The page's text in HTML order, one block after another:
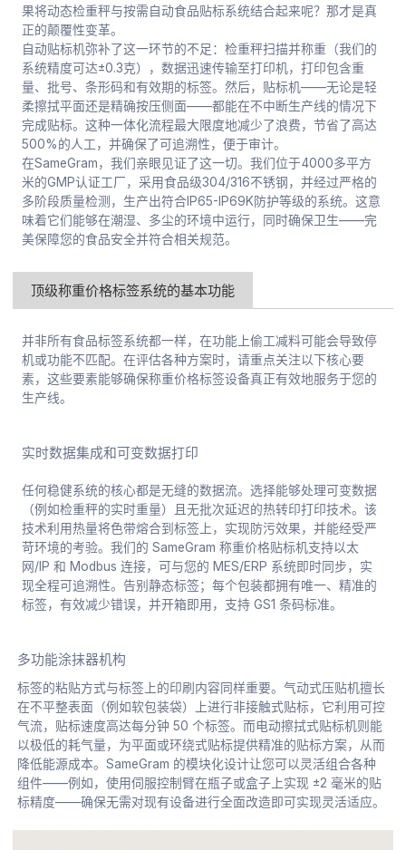
果将动态检重秤与按需自动食品贴标系统结合起来呢？那才是真
正的颠覆性变革。
自动贴标机弥补了这一环节的不足：检重秤扫描并称重（我们的
系统精度可达±0.3克），数据迅速传输至打印机，打印包含重
量、批号、条形码和有效期的标签。然后，贴标机——无论是轻
柔擦拭平面还是精确按压侧面——都能在不中断生产线的情况下
完成贴标。这种一体化流程最大限度地减少了浪费，节省了高达
500%的人工，并确保了可追溯性，便于审计。
在SameGram，我们亲眼见证了这一切。我们位于4000多平方
米的GMP认证工厂，采用食品级304/316不锈钢，并经过严格的
多阶段质量检测，生产出符合IP65-IP69K防护等级的系统。这意
味着它们能够在潮湿、多尘的环境中运行，同时确保卫生——完
美保障您的食品安全并符合相关规范。
顶级称重价格标签系统的基本功能
并非所有食品标签系统都一样，在功能上偷工减料可能会导致停
机或功能不匹配。在评估各种方案时，请重点关注以下核心要
素，这些要素能够确保称重价格标签设备真正有效地服务于您的
生产线。
实时数据集成和可变数据打印
任何稳健系统的核心都是无缝的数据流。选择能够处理可变数据
（例如检重秤的实时重量）且无批次延迟的热转印打印技术。该
技术利用热量将色带熔合到标签上，实现防污效果，并能经受严
苛环境的考验。我们的 SameGram 称重价格贴标机支持以太
网/IP 和 Modbus 连接，可与您的 MES/ERP 系统即时同步，实
现全程可追溯性。告别静态标签；每个包装都拥有唯一、精准的
标签，有效减少错误，并开箱即用，支持 GS1 条码标准。
多功能涂抹器机构
标签的粘贴方式与标签上的印刷内容同样重要。气动式压贴机擅长
在不平整表面（例如软包装袋）上进行非接触式贴标，它利用可控
气流，贴标速度高达每分钟 50 个标签。而电动擦拭式贴标机则能
以极低的耗气量，为平面或环绕式贴标提供精准的贴标方案，从而
降低能源成本。SameGram 的模块化设计让您可以灵活组合各种
组件——例如，使用伺服控制臂在瓶子或盒子上实现 ±2 毫米的贴
标精度——确保无需对现有设备进行全面改造即可实现灵活适应。